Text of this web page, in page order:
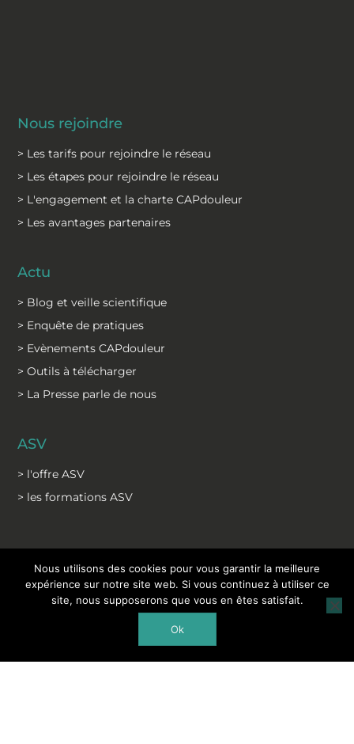
Nous rejoindre
> Les tarifs pour rejoindre le réseau
> Les étapes pour rejoindre le réseau
> L'engagement et la charte CAPdouleur
> Les avantages partenaires
Actu
> Blog et veille scientifique
> Enquête de pratiques
> Evènements CAPdouleur
> Outils à télécharger
> La Presse parle de nous
ASV
> l'offre ASV
> les formations ASV
©2026 Tous droits réservés - CAPdouleur
Mentions légales
Politique de protection des données
C.G.S
Nous utilisons des cookies pour vous garantir la meilleure
expérience sur notre site web. Si vous continuez à utiliser ce
site, nous supposerons que vous en êtes satisfait.
Ok